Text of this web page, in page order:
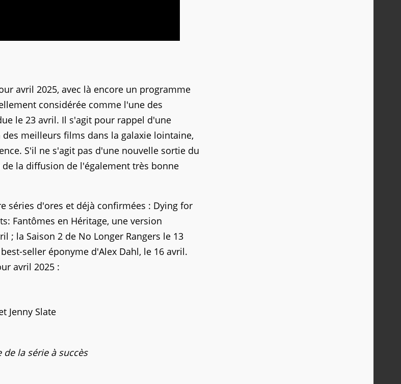
avril 2025, avec là encore un programme
considérée comme l'une des
le 23 avril. Il s'agit pour rappel d'une
meilleurs films dans la galaxie lointaine,
S'il ne s'agit pas d'une nouvelle sortie du
la diffusion de l'également très bonne
séries d'ores et déjà confirmées : Dying for
Fantômes en Héritage, une version
; la Saison 2 de No Longer Rangers le 13
seller éponyme d'Alex Dahl, le 16 avril.
avril 2025 :
Jenny Slate
la série à succès